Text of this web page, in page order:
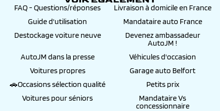
FAQ - Questions/réponses
Livraison à domicile en France
Guide d'utilisation
Mandataire auto France
Destockage voiture neuve
Devenez ambassadeur
AutoJM !
AutoJM dans la presse
Véhicules d'occasion
Voitures propres
Garage auto Belfort
🚗Occasions sélection qualité
Petits prix
Voitures pour séniors
Mandataire Vs
concessionnaire